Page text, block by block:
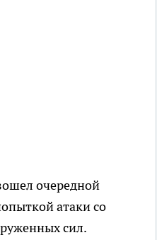
очередной
атаки со
сил.